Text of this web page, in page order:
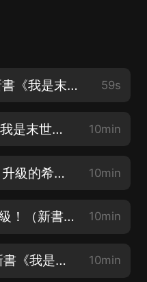
全球廢土 000 片花（新書《我是末世屍王》爆爽來襲！點擊上方公告即可跳轉） 59s
全球廢土 001 （新書《我是末世屍王》爆爽來襲！點擊上方公告即可跳轉） 10min
全球廢土 002 避難所，升級的希望！（新書《我是末世屍王》爆爽來襲！） 10min
003 飲水危機！初次升級！（新書《我是末世屍王》爆爽來襲！點擊上方公告即可跳轉） 10min
04 廢土第一日結束（新書《我是末世屍王》爆爽來襲！點擊上方公告即可跳轉） 10min